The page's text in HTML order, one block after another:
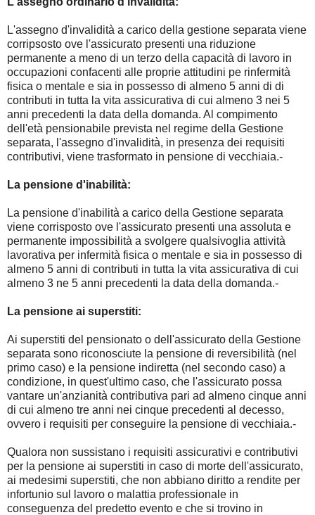
L'assegno d'invalidità a carico della gestione separata viene
corripsosto ove l'assicurato presenti una riduzione
permanente a meno di un terzo della capacità di lavoro in
occupazioni confacenti alle proprie attitudini pe rinfermità
fisica o mentale e sia in possesso di almeno 5 anni di di
contributi in tutta la vita assicurativa di cui almeno 3 nei 5
anni precedenti la data della domanda. Al compimento
dell'età pensionabile prevista nel regime della Gestione
separata, l'assegno d'invalidità, in presenza dei requisiti
contributivi, viene trasformato in pensione di vecchiaia.-
La pensione d'inabilità:
La pensione d'inabilità a carico della Gestione separata
viene corrisposto ove l'assicurato presenti una assoluta e
permanente impossibilità a svolgere qualsivoglia attività
lavorativa per infermità fisica o mentale e sia in possesso di
almeno 5 anni di contributi in tutta la vita assicurativa di cui
almeno 3 ne 5 anni precedenti la data della domanda.-
La pensione ai superstiti:
Ai superstiti del pensionato o dell'assicurato della Gestione
separata sono riconosciute la pensione di reversibilità (nel
primo caso) e la pensione indiretta (nel secondo caso) a
condizione, in quest'ultimo caso, che l'assicurato possa
vantare un'anzianità contributiva pari ad almeno cinque anni
di cui almeno tre anni nei cinque precedenti al decesso,
ovvero i requisiti per conseguire la pensione di vecchiaia.-
Qualora non sussistano i requisiti assicurativi e contributivi
per la pensione ai superstiti in caso di morte dell'assicurato,
ai medesimi superstiti, che non abbiano diritto a rendite per
infortunio sul lavoro o malattia professionale in
conseguenza del predetto evento e che si trovino in